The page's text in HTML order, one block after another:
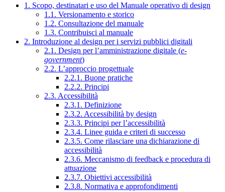
1. Scopo, destinatari e uso del Manuale operativo di design
1.1. Versionamento e storico
1.2. Consultazione del manuale
1.3. Contribuisci al manuale
2. Introduzione al design per i servizi pubblici digitali
2.1. Design per l’amministrazione digitale (e-
government)
2.2. L’approccio progettuale
2.2.1. Buone pratiche
2.2.2. Principi
2.3. Accessibilità
2.3.1. Definizione
2.3.2. Accessibilità by design
2.3.3. Principi per l’accessibilità
2.3.4. Linee guida e criteri di successo
2.3.5. Come rilasciare una dichiarazione di
accessibilità
2.3.6. Meccanismo di feedback e procedura di
attuazione
2.3.7. Obiettivi accessibilità
2.3.8. Normativa e approfondimenti